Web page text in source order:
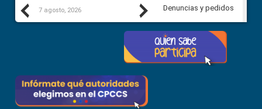
Previous
7 agosto, 2026 7 agosto, 2026
Next
Denuncias y pedidos